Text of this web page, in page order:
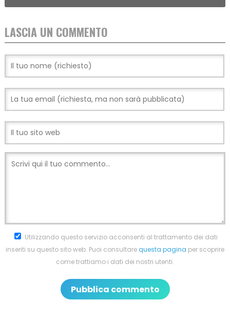
LASCIA UN COMMENTO
Utilizzando questo servizio acconsenti al trattamento dei dati
inseriti su questo sito web. Puoi consultarequesta pagina per scoprire
come trattiamo i dati dei nostri utenti.